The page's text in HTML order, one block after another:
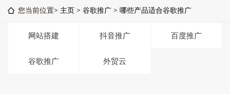
您当前位置> 主页 > 谷歌推广 > 哪些产品适合谷歌推广
网站搭建 抖音推广 百度推广
谷歌推广 外贸云